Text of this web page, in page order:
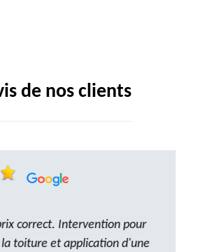
de nos clients
correct. Intervention pour
toiture et application d'une